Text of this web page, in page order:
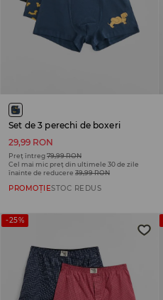
Set de 3 perechi de boxeri
29,99 RON
Preț întreg79,99 RON
Cel mai mic preț din ultimele 30 de zile
înainte de reducere 39,99 RON
PROMOȚIESTOC REDUS
-25%